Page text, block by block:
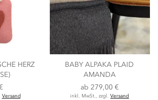
HERZ
Versand
BABY ALPAKA PLAID
AMANDA
ab 279,00 €
inkl. MwSt., zzgl.Versand